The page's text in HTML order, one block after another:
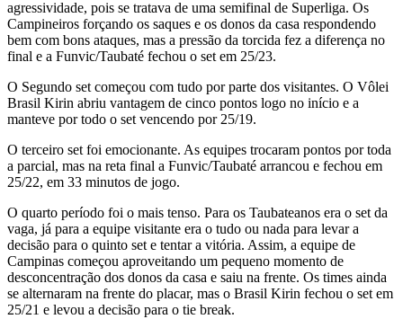
agressividade, pois se tratava de uma semifinal de Superliga. Os
Campineiros forçando os saques e os donos da casa respondendo
bem com bons ataques, mas a pressão da torcida fez a diferença no
final e a Funvic/Taubaté fechou o set em 25/23.
O Segundo set começou com tudo por parte dos visitantes. O Vôlei
Brasil Kirin abriu vantagem de cinco pontos logo no início e a
manteve por todo o set vencendo por 25/19.
O terceiro set foi emocionante. As equipes trocaram pontos por toda
a parcial, mas na reta final a Funvic/Taubaté arrancou e fechou em
25/22, em 33 minutos de jogo.
O quarto período foi o mais tenso. Para os Taubateanos era o set da
vaga, já para a equipe visitante era o tudo ou nada para levar a
decisão para o quinto set e tentar a vitória. Assim, a equipe de
Campinas começou aproveitando um pequeno momento de
desconcentração dos donos da casa e saiu na frente. Os times ainda
se alternaram na frente do placar, mas o Brasil Kirin fechou o set em
25/21 e levou a decisão para o tie break.